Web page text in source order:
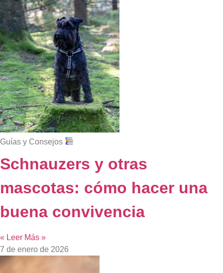
Guías y Consejos
Schnauzers y otras
mascotas: cómo hacer una
buena convivencia
« Leer Más »
7 de enero de 2026